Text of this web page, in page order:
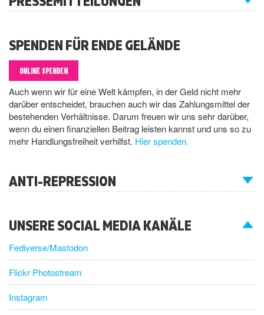
SPENDEN FÜR ENDE GELÄNDE
ONLINE SPENDEN
Auch wenn wir für eine Welt kämpfen, in der Geld nicht mehr
darüber entscheidet, brauchen auch wir das Zahlungsmittel der
bestehenden Verhältnisse. Darum freuen wir uns sehr darüber,
wenn du einen finanziellen Beitrag leisten kannst und uns so zu
mehr Handlungsfreiheit verhilfst. Hier spenden.
ANTI-REPRESSION
UNSERE SOCIAL MEDIA KANÄLE
Fediverse/Mastodon
Flickr Photostream
Instagram